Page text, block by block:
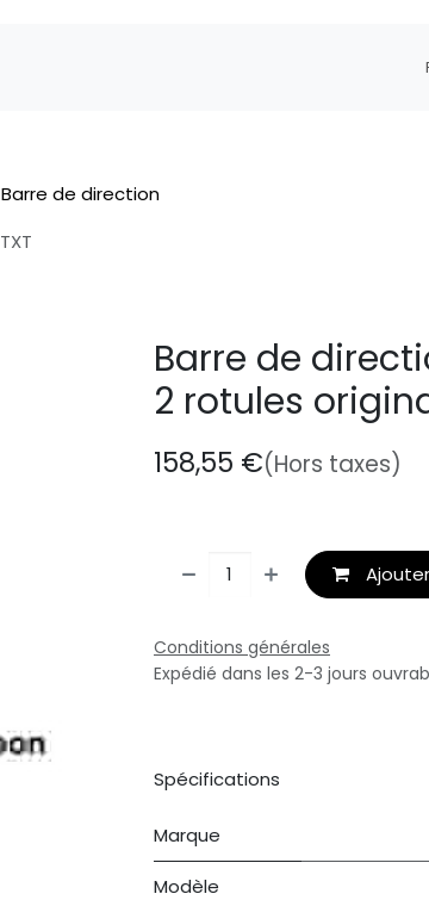
Barre de direction
Barre de
2 rotules
158,55 €(Hors taxes)
Conditions générales
Expédié dans les 2-3 jours
Spécifications
Marque
Modèle